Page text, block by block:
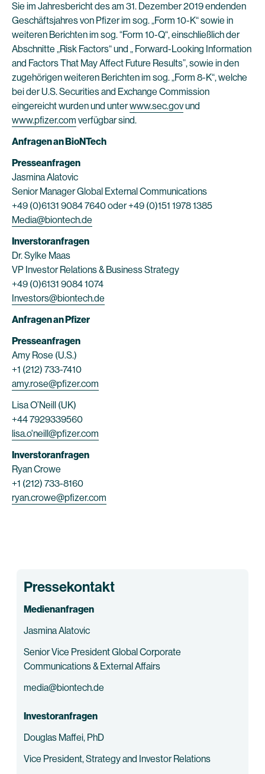
Sie im Jahresbericht des am 31. Dezember 2019 endenden
Geschäftsjahres von Pfizer im sog. „Form 10-K“ sowie in
weiteren Berichten im sog. “Form 10-Q“, einschließlich der
Abschnitte „Risk Factors“ und „ Forward-Looking Information
and Factors That May Affect Future Results”, sowie in den
zugehörigen weiteren Berichten im sog. „Form 8-K“, welche
bei der U.S. Securities and Exchange Commission
eingereicht wurden und unterwww.sec.govund
www.pfizer.com verfügbar sind.
Anfragen an BioNTech
Presseanfragen
Jasmina Alatovic
Senior Manager Global External Communications
+49 (0)6131 9084 7640 oder +49 (0)151 1978 1385
Media@biontech.de
Inverstoranfragen
Dr. Sylke Maas
VP Investor Relations & Business Strategy
+49 (0)6131 9084 1074
Investors@biontech.de
Anfragen an Pfizer
Presseanfragen
Amy Rose (U.S.)
+1 (212) 733-7410
amy.rose@pfizer.com
Lisa O’Neill (UK)
+44 7929339560
lisa.o'neill@pfizer.com
Inverstoranfragen
Ryan Crowe
+1 (212) 733-8160
ryan.crowe@pfizer.com
Pressekontakt
Medienanfragen
Jasmina Alatovic
Senior Vice President Global Corporate
Communications & External Affairs
media@biontech.de
Investoranfragen
Douglas Maffei, PhD
Vice President, Strategy and Investor Relations